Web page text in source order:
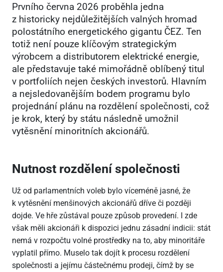
Prvního června 2026 proběhla jedna
z historicky nejdůležitějších valných hromad
polostátního energetického gigantu ČEZ. Ten
totiž není pouze klíčovým strategickým
výrobcem a distributorem elektrické energie,
ale představuje také mimořádně oblíbený titul
v portfoliích nejen českých investorů. Hlavním
a nejsledovanějším bodem programu bylo
projednání plánu na rozdělení společnosti, což
je krok, který by státu následně umožnil
vytěsnění minoritních akcionářů.
Nutnost rozdělení společnosti
Už od parlamentních voleb bylo víceméně jasné, že
k vytěsnění menšinových akcionářů dříve či později
dojde. Ve hře zůstával pouze způsob provedení. I zde
však měli akcionáři k dispozici jednu zásadní indicii: stát
nemá v rozpočtu volné prostředky na to, aby minoritáře
vyplatil přímo. Muselo tak dojít k procesu rozdělení
společnosti a jejímu částečnému prodeji, čímž by se